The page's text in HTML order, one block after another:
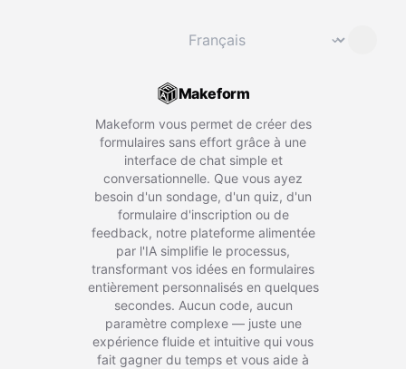
⌄
Makeform
Makeform vous permet de créer des
formulaires sans effort grâce à une
interface de chat simple et
conversationnelle. Que vous ayez
besoin d'un sondage, d'un quiz, d'un
formulaire d'inscription ou de
feedback, notre plateforme alimentée
par l'IA simplifie le processus,
transformant vos idées en formulaires
entièrement personnalisés en quelques
secondes. Aucun code, aucun
paramètre complexe — juste une
expérience fluide et intuitive qui vous
fait gagner du temps et vous aide à